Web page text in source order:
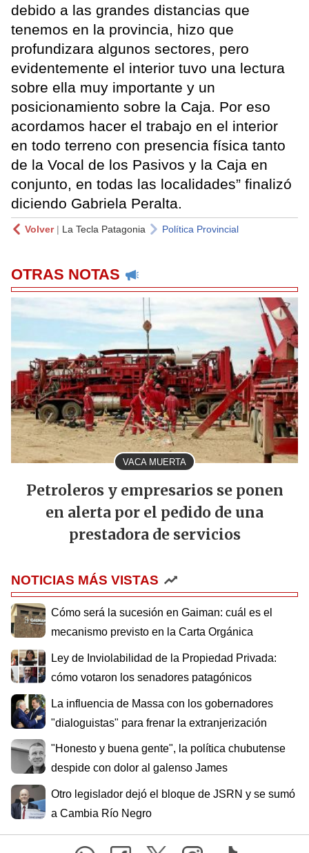
debido a las grandes distancias que
tenemos en la provincia, hizo que
profundizara algunos sectores, pero
evidentemente el interior tuvo una lectura
sobre ella muy importante y un
posicionamiento sobre la Caja. Por eso
acordamos hacer el trabajo en el interior
en todo terreno con presencia física tanto
de la Vocal de los Pasivos y la Caja en
conjunto, en todas las localidades” finalizó
diciendo Gabriela Peralta.
Volver| La Tecla Patagonia Política Provincial
OTRAS NOTAS
VACA MUERTA
Petroleros y empresarios se ponen
en alerta por el pedido de una
prestadora de servicios
NOTICIAS MÁS VISTAS
Cómo será la sucesión en Gaiman: cuál es el
mecanismo previsto en la Carta Orgánica
Ley de Inviolabilidad de la Propiedad Privada:
cómo votaron los senadores patagónicos
La influencia de Massa con los gobernadores
"dialoguistas" para frenar la extranjerización
"Honesto y buena gente", la política chubutense
despide con dolor al galenso James
Otro legislador dejó el bloque de JSRN y se sumó
a Cambia Río Negro